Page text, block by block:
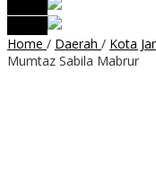
Home / Daerah / Kota
Mumtaz Sabila Mabrur